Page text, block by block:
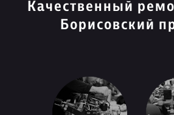
Качественный
Борисовский